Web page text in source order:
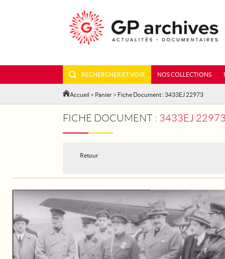
RECHERCHER ET VOIR NOS COLLECTIONS
Accueil > Panier > Fiche Document : 3433EJ 22973
FICHE DOCUMENT : 3433EJ 22973
Retour